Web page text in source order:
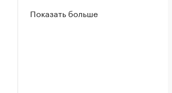
Показать больше